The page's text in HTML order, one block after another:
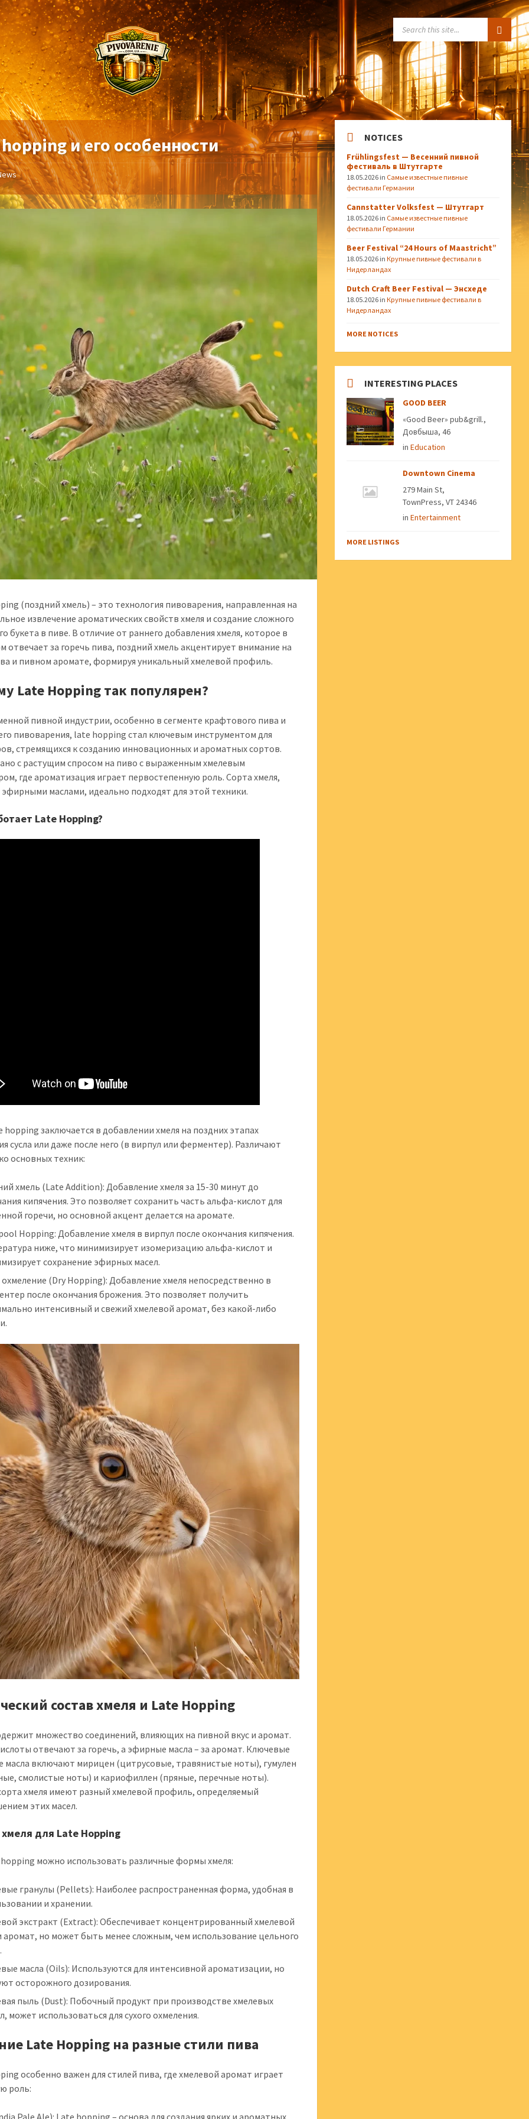
и его особенности
(поздний хмель) – это технология пивоварения, направленная на
извлечение ароматических свойств хмеля и создание сложного
букета в пиве. В отличие от раннего добавления хмеля, которое в
отвечает за горечь пива, поздний хмель акцентирует внимание на
и пивном аромате, формируя уникальный хмелевой профиль.
Late Hopping так популярен?
пивной индустрии, особенно в сегменте крафтового пива и
пивоварения, late hopping стал ключевым инструментом для
стремящихся к созданию инновационных и ароматных сортов.
с растущим спросом на пиво с выраженным хмелевым
где ароматизация играет первостепенную роль. Сорта хмеля,
маслами, идеально подходят для этой техники.
Late Hopping?
hopping заключается в добавлении хмеля на поздних этапах
сусла или даже после него (в вирпул или ферментер). Различают
основных техник:
хмель (Late Addition): Добавление хмеля за 15-30 минут до
кипячения. Это позволяет сохранить часть альфа-кислот для
горечи, но основной акцент делается на аромате.
Hopping: Добавление хмеля в вирпул после окончания кипячения.
ниже, что минимизирует изомеризацию альфа-кислот и
сохранение эфирных масел.
охмеление (Dry Hopping): Добавление хмеля непосредственно в
после окончания брожения. Это позволяет получить
интенсивный и свежий хмелевой аромат, без какой-либо
состав хмеля и Late Hopping
множество соединений, влияющих на пивной вкус и аромат.
отвечают за горечь, а эфирные масла – за аромат. Ключевые
масла включают мирицен (цитрусовые, травянистые ноты), гумулен
смолистые ноты) и кариофиллен (пряные, перечные ноты).
хмеля имеют разный хмелевой профиль, определяемый
этих масел.
для Late Hopping
можно использовать различные формы хмеля:
гранулы (Pellets): Наиболее распространенная форма, удобная в
и хранении.
экстракт (Extract): Обеспечивает концентрированный хмелевой
аромат, но может быть менее сложным, чем использование цельного
масла (Oils): Используются для интенсивной ароматизации, но
осторожного дозирования.
пыль (Dust): Побочный продукт при производстве хмелевых
может использоваться для сухого охмеления.
Late Hopping на разные стили пива
особенно важен для стилей пива, где хмелевой аромат играет
роль:
Pale Ale): Late hopping – основа для создания ярких и ароматных
NOTICES
Frühlingsfest — Весенний пивной
фестиваль в Штутгарте
18.05.2026 in Самые известные пивные
фестивали Германии
Cannstatter Volksfest — Штутгарт
18.05.2026 in Самые известные пивные
фестивали Германии
Beer Festival “24 Hours of Maastricht”
18.05.2026 inКрупные пивные фестивали в
Нидерландах
Dutch Craft Beer Festival — Энсхеде
18.05.2026 inКрупные пивные фестивали в
Нидерландах
MORE NOTICES
INTERESTING PLACES
GOOD BEER
«Good Beer» pub&grill.,
Довбыша, 46
inEducation
Downtown Cinema
279 Main St,
TownPress, VT 24346
inEntertainment
MORE LISTINGS